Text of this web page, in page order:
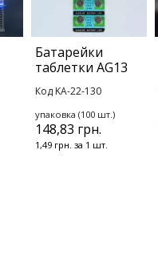
Батарейки
таблетки AG13
Код KA-22-130
упаковка (100 шт.)
148,83 грн.
1,49 грн. за 1 шт.